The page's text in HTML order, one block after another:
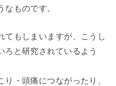
ものです。
てもしまいますが、こうし
ろと研究されているよう
・頭痛につながったり、